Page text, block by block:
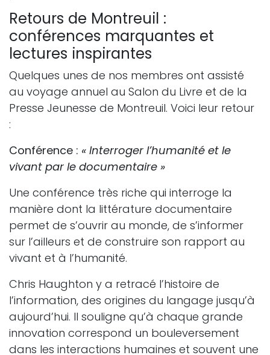
Retours de Montreuil :
conférences marquantes et
lectures inspirantes
Quelques unes de nos membres ont assisté
au voyage annuel au Salon du Livre et de la
Presse Jeunesse de Montreuil. Voici leur retour
:
Conférence : « Interroger l’humanité et le
vivant par le documentaire »
Une conférence très riche qui interroge la
manière dont la littérature documentaire
permet de s’ouvrir au monde, de s’informer
sur l’ailleurs et de construire son rapport au
vivant et à l’humanité.
Chris Haughton y a retracé l’histoire de
l’information, des origines du langage jusqu’à
aujourd’hui. Il souligne qu’à chaque grande
innovation correspond un bouleversement
dans les interactions humaines et souvent une